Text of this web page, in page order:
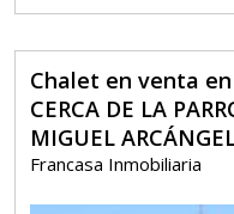
Chalet en venta
CERCA DE LA
MIGUEL
Francasa Inmobiliaria